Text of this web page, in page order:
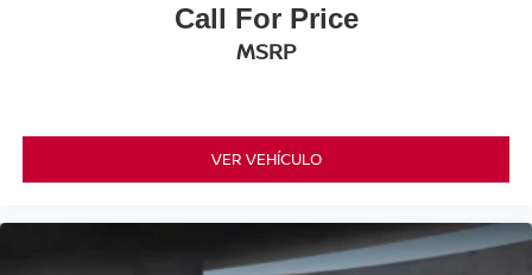
Call For Price
MSRP
VER VEHÍCULO